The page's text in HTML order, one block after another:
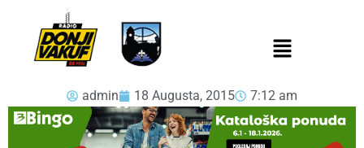
admin 18 Augusta, 2015 7:12 am